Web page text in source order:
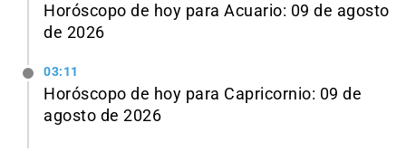
Horóscopo de hoy para Acuario: 09 de agosto
de 2026
03:11
Horóscopo de hoy para Capricornio: 09 de
agosto de 2026